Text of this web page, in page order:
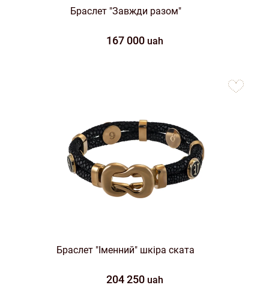
Браслет "Завжди разом"
167 000 uah
Браслет "Іменний" шкіра ската
204 250 uah
favorites